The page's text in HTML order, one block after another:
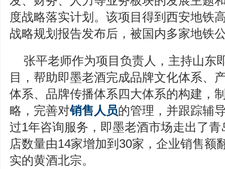
度战略落实计划。该项目得到西安地铁
战略规划报告发布后，被国内多家地铁
张平老师作为项目负责人，主持山东
目，帮助即墨老酒完成品牌文化体系、
体系、品牌传播体系四大体系的构建，
略，完善对销售人员的管理，并跟踪辅
过1年咨询服务，即墨老酒市场走出了
店数量由14家增加到30家，企业销售额
实的黄酒北宗。